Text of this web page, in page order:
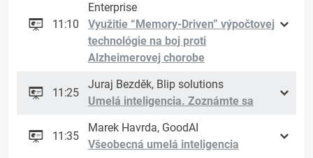
11:10
Enterprise
Využitie “Memory-Driven” výpočtovej
technológie na boj proti
Alzheimerovej chorobe
11:25
Juraj Bezděk, Blip solutions
Umelá inteligencia. Zoznámte sa
11:35
Marek Havrda, GoodAI
Všeobecná umelá inteligencia